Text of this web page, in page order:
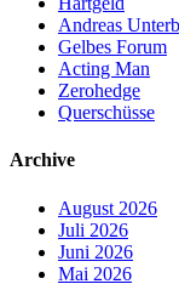
Andreas
Gelbes Forum
Acting Man
Zerohedge
Querschüsse
Archive
August 2026
Juli 2026
Juni 2026
Mai 2026